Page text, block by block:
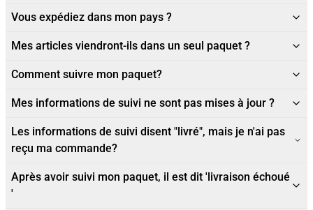
Vous expédiez dans mon pays ?
Mes articles viendront-ils dans un seul paquet ?
Comment suivre mon paquet?
Mes informations de suivi ne sont pas mises à jour ?
Les informations de suivi disent "livré", mais je n'ai pas
reçu ma commande?
Après avoir suivi mon paquet, il est dit 'livraison échoué
'